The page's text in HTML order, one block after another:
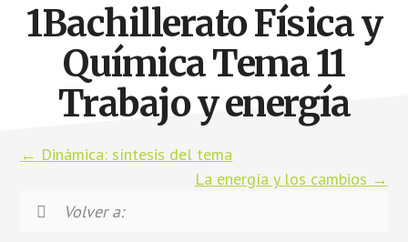
manzana
1Bachillerato Física y
Química Tema 11
Trabajo y energía
Dinámica: síntesis del tema
La energía y los cambios
Volver a: